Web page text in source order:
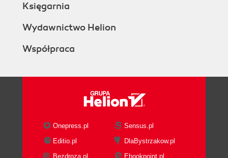
Księgarnia
Wydawnictwo Helion
Współpraca
Onepress.pl
Sensus.pl
Editio.pl
DlaBystrzakow.pl
Bezdroza.pl
Ebookpoint.pl